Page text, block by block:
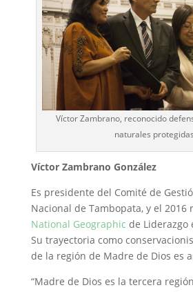
Víctor Zambrano, reconocido
naturales protegidas
Víctor Zambrano González
Es presidente del Comité de
Nacional de Tambopata, y el 2016
National Geographic de Liderazgo
Su trayectoria como
de la región de Madre de Dios es
“Madre de Dios es la tercera